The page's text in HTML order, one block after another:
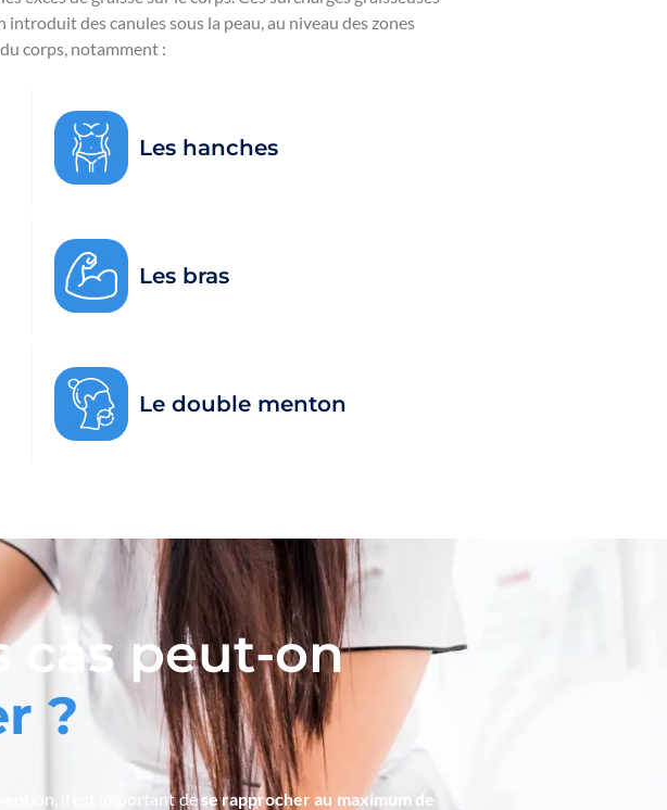
des canules sous la peau, au niveau des zones
corps, notamment :
Les hanches
Les bras
Le double menton
cas peut-on
r ?
il est important dese rapprocher au maximum de